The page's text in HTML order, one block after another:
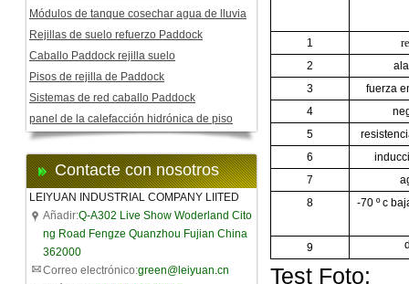
Módulos de tanque cosechar agua de lluvia
Rejillas de suelo refuerzo Paddock
Caballo Paddock rejilla suelo
Pisos de rejilla de Paddock
Sistemas de red caballo Paddock
panel de la calefacción hidrónica de piso
Contacte con nosotros
LEIYUAN INDUSTRIAL COMPANY LIITED
Añadir:Q-A302 Live Show Woderland Cito
ng Road Fengze Quanzhou Fujian China
362000
Correo electrónico:green@leiyuan.cn
1
2
3
fuerza
4
5
6
7
8
-70 º c
9
Test Foto: